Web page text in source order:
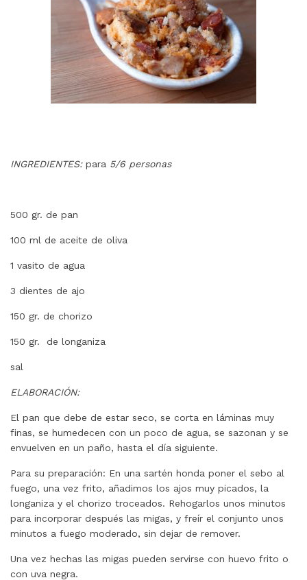
INGREDIENTES: para 5/6 personas
500 gr. de pan
100 ml de aceite de oliva
1 vasito de agua
3 dientes de ajo
150 gr. de chorizo
150 gr. de longaniza
sal
ELABORACIÓN:
El pan que debe de estar seco, se corta en láminas muy
finas, se humedecen con un poco de agua, se sazonan y se
envuelven en un paño, hasta el día siguiente.
Para su preparación: En una sartén honda poner el sebo al
fuego, una vez frito, añadimos los ajos muy picados, la
longaniza y el chorizo troceados. Rehogarlos unos minutos
para incorporar después las migas, y freír el conjunto unos
minutos a fuego moderado, sin dejar de remover.
Una vez hechas las migas pueden servirse con huevo frito o
con uva negra.